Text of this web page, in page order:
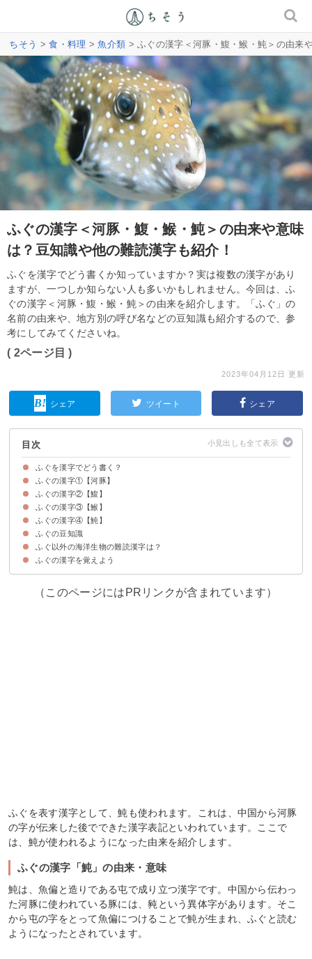
ちそう >食・料理 >魚介類 > ふぐの漢字＜河豚・鰒・鯸・魨＞の由来
ふぐの漢字＜河豚・鰒・鯸・魨＞の由来や意味
は？豆知識や他の難読漢字も紹介！
ふぐを漢字でどう書くか知っていますか？実は複数の漢字があり
ますが、一つしか知らない人も多いかもしれません。今回は、ふ
ぐの漢字＜河豚・鰒・鯸・魨＞の由来を紹介します。「ふぐ」の
名前の由来や、地方別の呼び名などの豆知識も紹介するので、参
考にしてみてくださいね。
( 2ページ目 )
2023年04月12日 更新
シェア ツイート シェア
目次
ふぐを漢字でどう書く？
ふぐの漢字①【河豚】
ふぐの漢字「河豚」の由来・意味
ふぐの漢字②【鰒】
ふぐの漢字「鰒」の由来・意味
ふぐの漢字③【鯸】
ふぐの漢字「鯸」の由来・意味
ふぐの漢字④【魨】
ふぐの漢字「魨」の由来・意味
ふぐの豆知識
「ふぐ」の名前の由来
ふぐの呼び名は地方によって違う
ふぐ以外の海洋生物の難読漢字は？
①あわび：蚫
②イルカ：海豚
③シャチ：鯱
④すっぽん：鼈
ふぐの漢字を覚えよう
（このページにはPRリンクが含まれています）
ふぐを表す漢字として、魨も使われます。これは、中国から河豚
の字が伝来した後でできた漢字表記といわれています。ここで
は、魨が使われるようになった由来を紹介します。
ふぐの漢字「魨」の由来・意味
魨は、魚偏と造りである屯で成り立つ漢字です。中国から伝わっ
た河豚に使われている豚には、豘という異体字があります。そこ
から屯の字をとって魚偏につけることで魨が生まれ、ふぐと読む
ようになったとされています。